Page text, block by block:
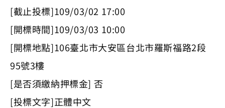
[截止投標]109/03/02 17:00
[開標時間]109/03/03 10:00
[開標地點]106臺北市大安區台北市羅斯福路2段
95號3樓
[是否須繳納押標金] 否
[投標文字]正體中文